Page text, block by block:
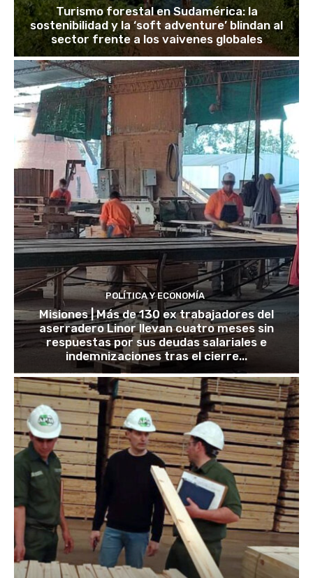
Turismo forestal en Sudamérica: la
sostenibilidad y la ‘soft adventure’ blindan al
sector frente a los vaivenes globales
POLÍTICA Y ECONOMÍA
Misiones | Más de 130 ex trabajadores del
aserradero Linor llevan cuatro meses sin
respuestas por sus deudas salariales e
indemnizaciones tras el cierre...